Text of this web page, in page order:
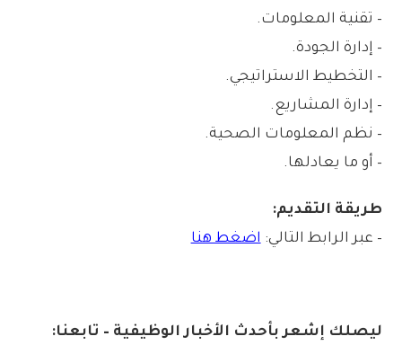
– تقنية المعلومات.
– إدارة الجودة.
– التخطيط الاستراتيجي.
– إدارة المشاريع.
– نظم المعلومات الصحية.
– أو ما يعادلها.
طريقة التقديم:
– عبر الرابط التالي: اضغط هنا
ليصلك إشعربأحدث الأخبار الوظيفية – تابعنا: